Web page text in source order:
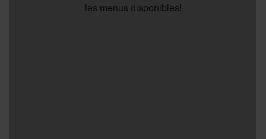
les menus disponibles!